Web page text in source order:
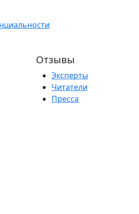
Отзывы
Эксперты
Читатели
Пресса